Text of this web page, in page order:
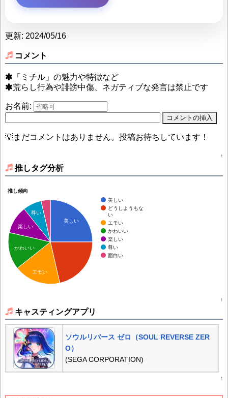
更新: 2024/05/16
コメント
「ミチル」の魅力や特徴など
荒らし行為や誹謗中傷、ネガティブな発言は禁止です
お名前:
💡まだコメントはありません。投稿お待ちしています！
↑
推しタグ分析
推し傾向
美しい
どうしようもな
い
エモい
かわいい
楽しい
尊い
面白い
美しい
尊い
楽しい
かわいい
エモい
↑
キャスティングアプリ
ソウルリバース ゼロ（SOUL REVERSE ZER
O）
(SEGA CORPORATION)
↑